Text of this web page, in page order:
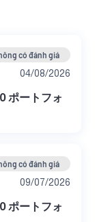
có đánh giá
04/08/2026
ポートフォ
có đánh giá
09/07/2026
ポートフォ